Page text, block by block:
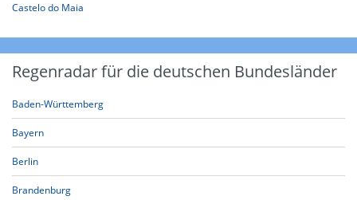
Castelo do Maia
Regenradar für die deutschen Bundesländer
Baden-Württemberg
Bayern
Berlin
Brandenburg